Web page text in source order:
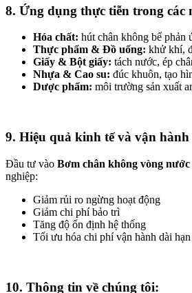
8. Ứng dụng thực tiễn trong các
Hóa chất: hút chân không bể phản
Thực phẩm & Đồ uống: khử khí,
Giấy & Bột giấy: tách nước, ép
Nhựa & Cao su: đúc khuôn, tạo
Dược phẩm: môi trường sản xuất
9. Hiệu quả kinh tế và vận
Đầu tư vào Bơm chân không vòng
nghiệp:
Giảm rủi ro ngừng hoạt động
Giảm chi phí bảo trì
Tăng độ ổn định hệ thống
Tối ưu hóa chi phí vận hành dài hạn
10. Thông tin về chúng tôi: